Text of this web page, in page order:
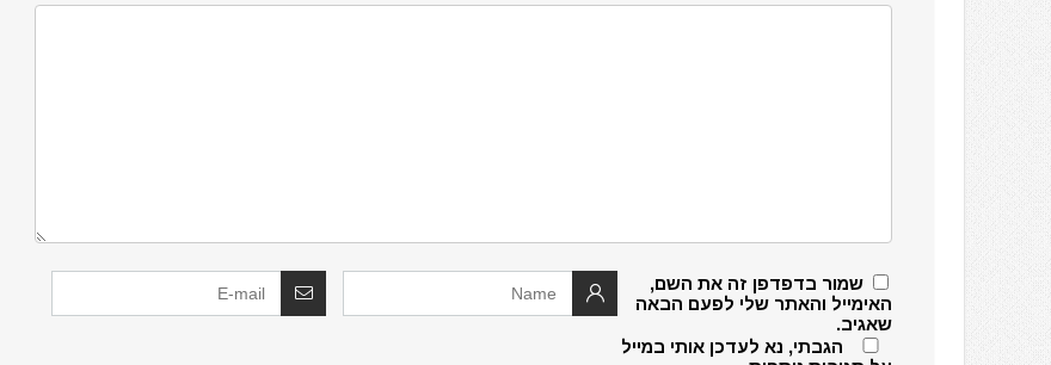
שמור בדפדפן זה את השם,
האימייל והאתר שלי לפעם הבאה
שאגיב.
הגבתי, נא לעדכן אותי במייל